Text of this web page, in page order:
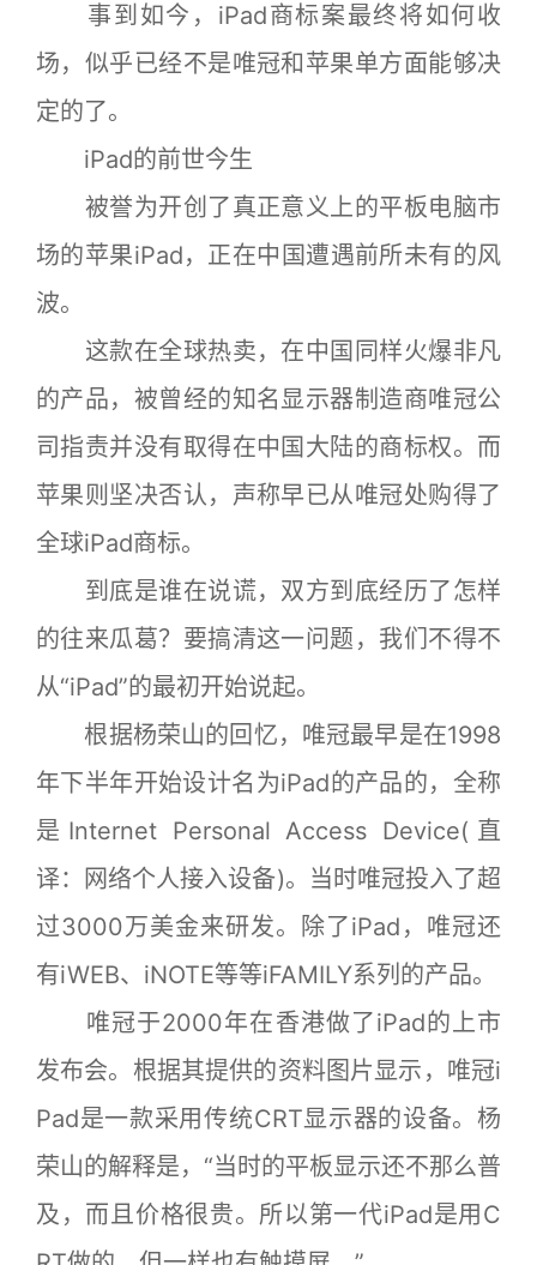
事到如今，iPad商标案最终将如何收
场，似乎已经不是唯冠和苹果单方面能够决
定的了。
iPad的前世今生
被誉为开创了真正意义上的平板电脑市
场的苹果iPad，正在中国遭遇前所未有的风
波。
这款在全球热卖，在中国同样火爆非凡
的产品，被曾经的知名显示器制造商唯冠公
司指责并没有取得在中国大陆的商标权。而
苹果则坚决否认，声称早已从唯冠处购得了
全球iPad商标。
到底是谁在说谎，双方到底经历了怎样
的往来瓜葛？要搞清这一问题，我们不得不
从“iPad”的最初开始说起。
根据杨荣山的回忆，唯冠最早是在1998
年下半年开始设计名为iPad的产品的，全称
是Internet Personal Access Device(直
译：网络个人接入设备)。当时唯冠投入了超
过3000万美金来研发。除了iPad，唯冠还
有iWEB、iNOTE等等iFAMILY系列的产品。
唯冠于2000年在香港做了iPad的上市
发布会。根据其提供的资料图片显示，唯冠i
Pad是一款采用传统CRT显示器的设备。杨
荣山的解释是，“当时的平板显示还不那么普
及，而且价格很贵。所以第一代iPad是用C